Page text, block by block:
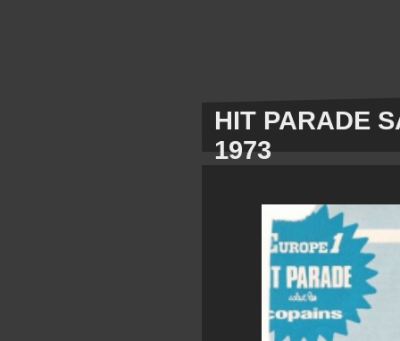
HIT PARADE
1973